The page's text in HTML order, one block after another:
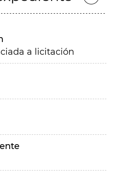
a licitación